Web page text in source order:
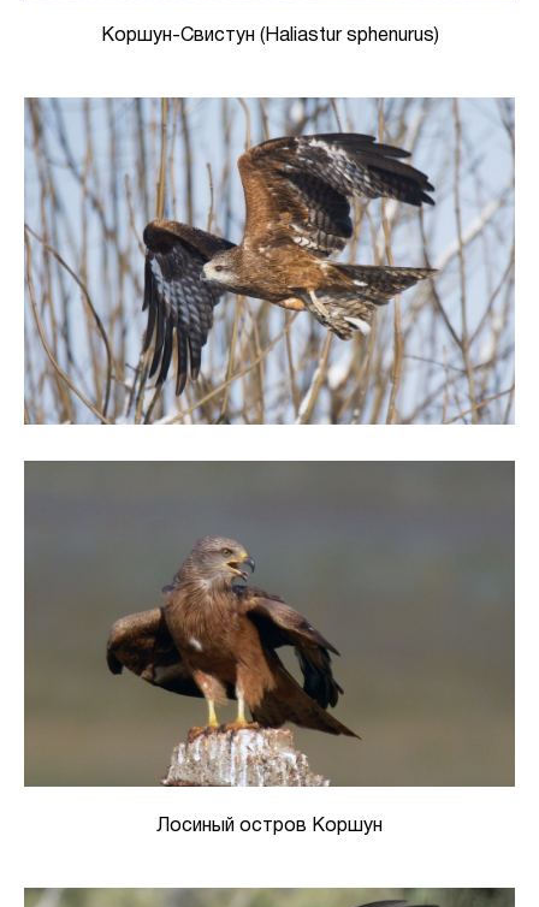
Коршун-Свистун (Haliastur sphenurus)
Лосиный остров Коршун